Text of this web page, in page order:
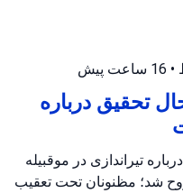
• 16 ساعت پیش
تحقیق درباره
تیراندازی در موقبیله
شد؛ مظنونان تحت تعقیب